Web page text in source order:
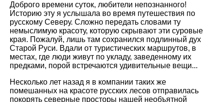
Доброго времени суток, любители непознанного!
Историю эту я услышала во время путешествия по
русскому Северу. Сложно передать словами ту
немыслимую красоту, которую скрывают эти суровые
края. Пожалуй, лишь там сохранился подлинный дух
Старой Руси. Вдали от туристических маршрутов, в
местах, где люди живут по укладу, заведенному их
предками, порой встречаются удивительные вещи...
Несколько лет назад я в компании таких же
помешанных на красоте русских лесов отправилась
покорять северные просторы нашей необъятной